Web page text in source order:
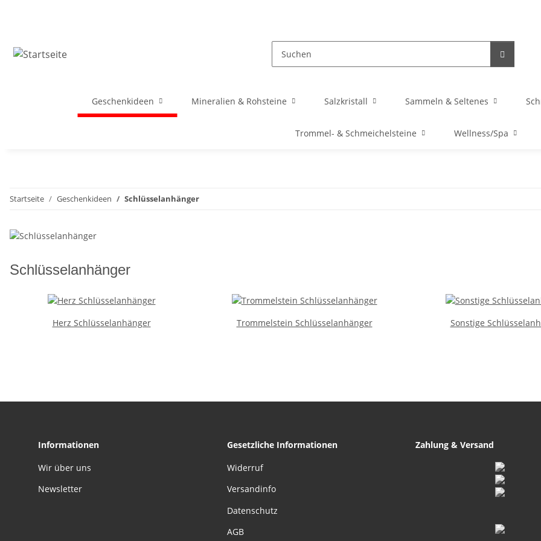
Geschenkideen Mineralien & Rohsteine Salzkristall Sammeln & Seltenes
Trommel- & Schmeichelsteine Wellness/Spa
Startseite Geschenkideen Schlüsselanhänger
Schlüsselanhänger
Herz Schlüsselanhänger Trommelstein Schlüsselanhänger Sonstige
Informationen
Wir über uns
Newsletter
Gesetzliche Informationen
Widerruf
Versandinfo
Datenschutz
AGB
Zahlung & Versand